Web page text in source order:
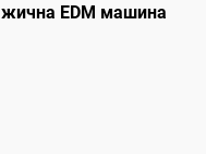
жична EDM машина